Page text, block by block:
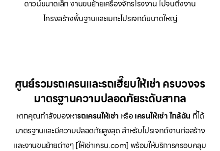
ดาวน์ขนาดเล็ก งานขนย้ายเครื่องจักรโรงงาน ไปจนถึงงาน
โครงสร้างพื้นฐานและเมกะโปรเจกต์ขนาดใหญ่
ศูนย์รวมรถเครนและรถเฮี๊ยบให้เช่า ครบวงจร
มาตรฐานความปลอดภัยระดับสากล
หากคุณกำลังมองหารถเครนให้เช่า หรือเครนให้เช่าใกล้ฉัน ที่ได้
มาตรฐานและมีความปลอดภัยสูงสุด สำหรับโปรเจกต์งานก่อสร้าง
และงานขนย้ายต่างๆ [ให้เช่าเครน.com] พร้อมให้บริการครอบคลุม